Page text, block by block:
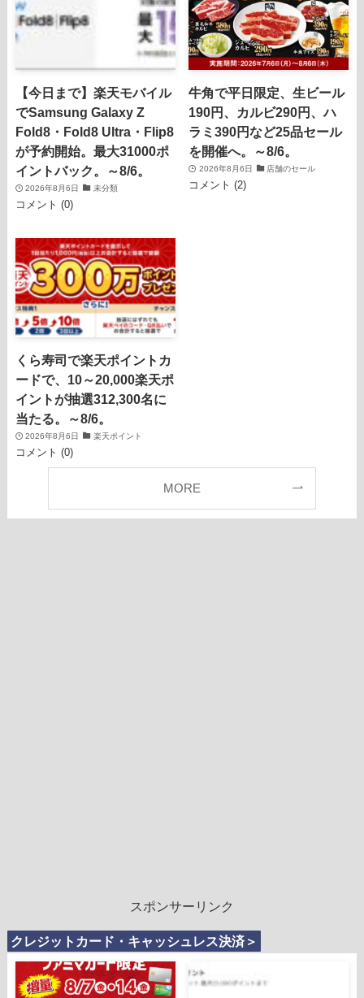
【今日まで】楽天モバイル
でSamsung Galaxy Z
Fold8・Fold8 Ultra・Flip8
が予約開始。最大31000ポ
イントバック。～8/6。
2026年8月6日 未分類
コメント (0)
牛角で平日限定、生ビール
190円、カルビ290円、ハ
ラミ390円など25品セール
を開催へ。～8/6。
2026年8月6日 店舗のセール
コメント (2)
くら寿司で楽天ポイントカ
ードで、10～20,000楽天ポ
イントが抽選312,300名に
当たる。～8/6。
2026年8月6日 楽天ポイント
コメント (0)
MORE
スポンサーリンク
クレジットカード・キャッシュレス決済＞